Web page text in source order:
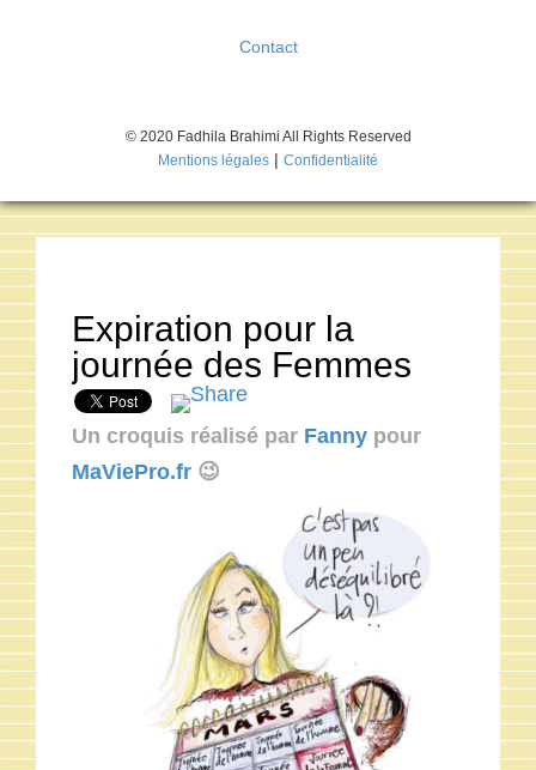
Contact
© 2020 Fadhila Brahimi All Rights Reserved
Mentions légales | Confidentialité
Expiration pour la
journée des Femmes
Un croquis réalisé par Fanny pour
MaViePro.fr 😉